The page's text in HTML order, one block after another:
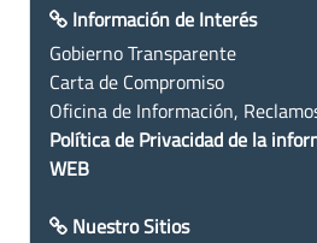
Información de Interés
Gobierno Transparente
Carta de Compromiso
Oficina de Información,
Política de Privacidad de la
WEB
Nuestro Sitios